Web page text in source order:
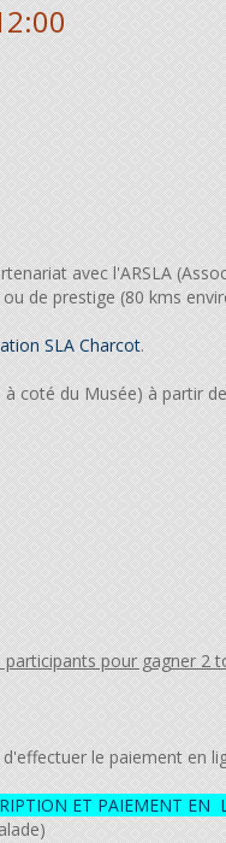
avec l'ARSLA
de prestige (80 kms
SLA Charcot.
coté du Musée) à partir
pour gagner 2
le paiement en
ET PAIEMENT EN